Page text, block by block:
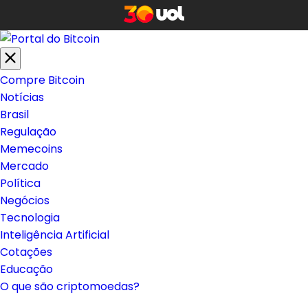
Compre Bitcoin
Notícias
Brasil
Regulação
Memecoins
Mercado
Política
Negócios
Tecnologia
Inteligência Artificial
Cotações
Educação
O que são criptomoedas?